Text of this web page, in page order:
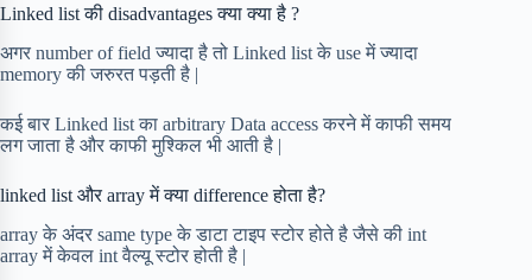
Linked list की disadvantages क्या क्या है ?
अगर number of field ज्यादा है तो Linked list के use में ज्यादा
memory की जरुरत पड़ती है |
कई बार Linked list का arbitrary Data access करने में काफी समय
लग जाता है और काफी मुश्किल भी आती है |
linked list और array में क्या difference होता है?
array के अंदर same type के डाटा टाइप स्टोर होते है जैसे की int
array में केवल int वैल्यू स्टोर होती है |